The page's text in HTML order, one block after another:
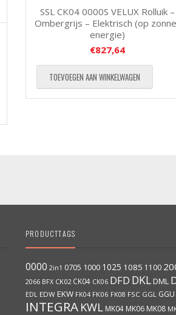
SSL CK04 0000S VELUX Rolluik –
Ombergrijs – Elektrisch (op
energie)
€827,64
TOEVOEGEN AAN WINKELWAGEN
PRODUCTTAGS
0000 2in1 0705 1000 1025 1085 1100
2066 BFX CK02 CK04 CK06 DFD DKL DML
EDL EDW EKW FK04 FK06 FK08 FSC GGL GGU
INTEGRA KWL MK04 MK06 MK08